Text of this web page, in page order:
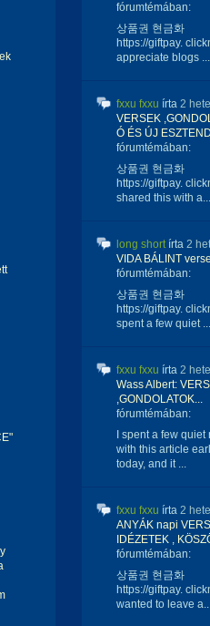
fórumtémában:
상품권 현금화
https://giftpay.
appreciate blogs ...
fxxu fxxu írta 2 hete
VERSEK
Ó ÉS ÚJ
fórumtémában:
상품권 현금화
https://giftpay.
shared this with a...
long shortírta 2
VIDA BÁLINT
fórumtémában:
상품권 현금화
https://giftpay.
spent a few quiet ...
fxxu fxxu írta 2 hete
Wass Albert:
,GONDOLATOK...
fórumtémában:
I spent a few
with this article
today, and it ...
fxxu fxxu írta 2 hete
ANYÁK napi
IDÉZETEK ,
fórumtémában:
상품권 현금화
https://giftpay.
wanted to leave